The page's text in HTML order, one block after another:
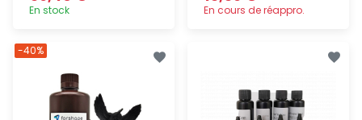
En stock En cours de réappro.
-40%